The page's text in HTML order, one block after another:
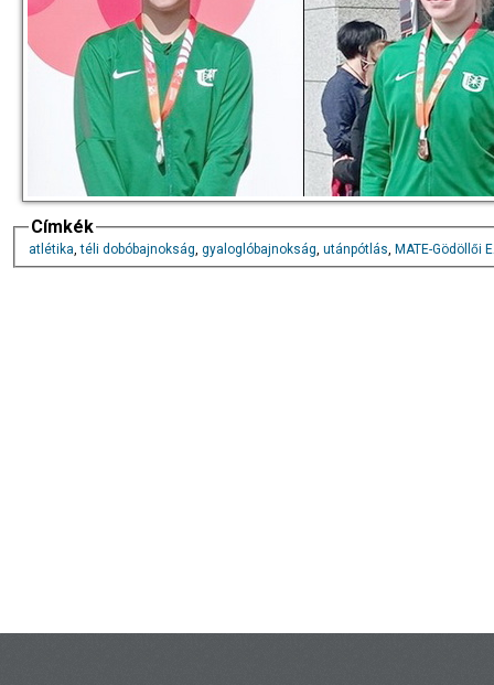
Címkék
atlétika,téli dobóbajnokság, gyaloglóbajnokság, utánpótlás, MATE-Gödöllői